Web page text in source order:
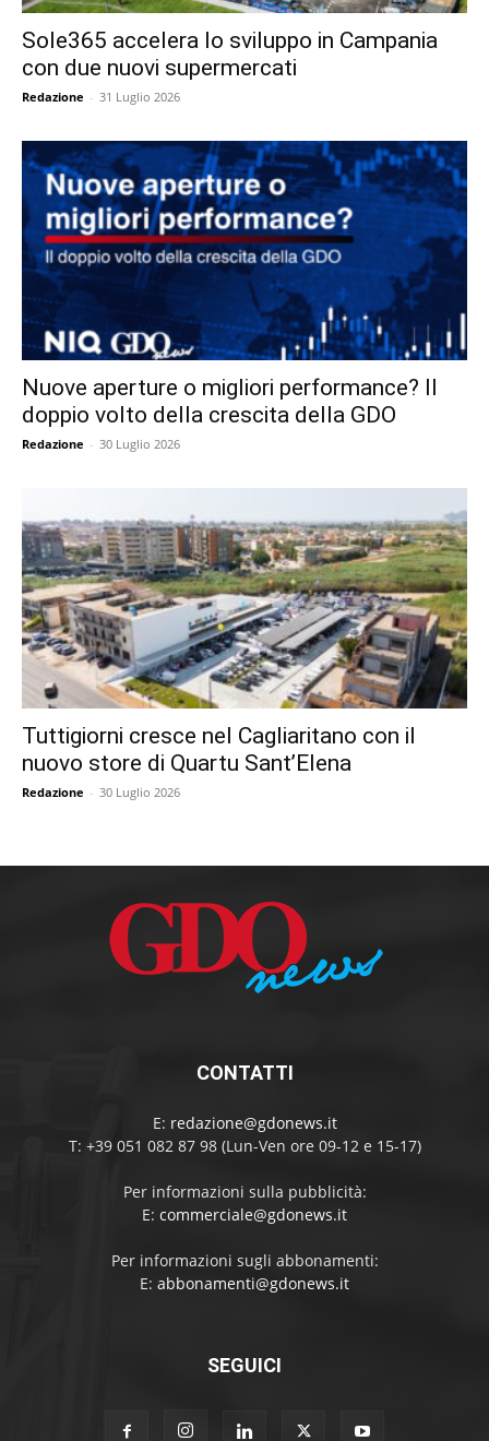
Sole365 accelera lo sviluppo in Campania
con due nuovi supermercati
Redazione - 31 Luglio 2026
Nuove aperture o migliori performance? Il
doppio volto della crescita della GDO
Redazione - 30 Luglio 2026
Tuttigiorni cresce nel Cagliaritano con il
nuovo store di Quartu Sant’Elena
Redazione - 30 Luglio 2026
CONTATTI
E: redazione@gdonews.it
T: +39 051 082 87 98 (Lun-Ven ore 09-12 e 15-17)
Per informazioni sulla pubblicità:
E: commerciale@gdonews.it
Per informazioni sugli abbonamenti:
E: abbonamenti@gdonews.it
SEGUICI